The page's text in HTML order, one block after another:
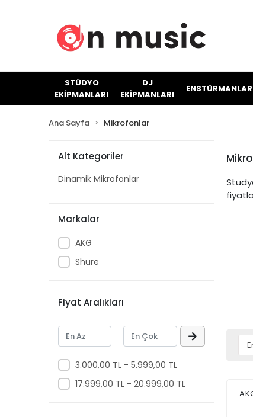
STÜDYO
EKİPMANLARI
DJ
EKİPMANLARI
ENSTÜRMANLAR
Ana Sayfa Mikrofonlar
Alt Kategoriler
Dinamik Mikrofonlar
Markalar
AKG
Shure
Fiyat Aralıkları
-
3.000,00 TL - 5.999,00 TL
17.999,00 TL - 20.999,00 TL